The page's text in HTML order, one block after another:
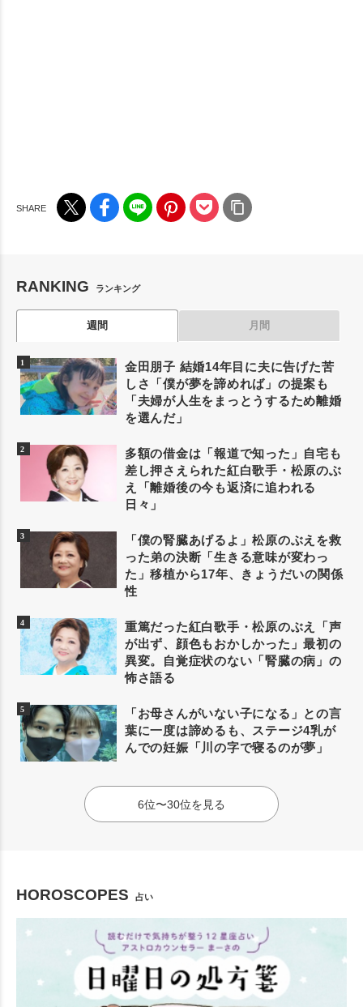
RANKING ランキング
週間 月間
金田朋子 結婚14年目に夫に告げた苦
しさ「僕が夢を諦めれば」の提案も
「夫婦が人生をまっとうするため離婚
を選んだ」
多額の借金は「報道で知った」自宅も
差し押さえられた紅白歌手・松原のぶ
え「離婚後の今も返済に追われる
日々」
「僕の腎臓あげるよ」松原のぶえを救
った弟の決断「生きる意味が変わっ
た」移植から17年、きょうだいの関係
性
重篤だった紅白歌手・松原のぶえ「声
が出ず、顔色もおかしかった」最初の
異変。自覚症状のない「腎臓の病」の
怖さ語る
「お母さんがいない子になる」との言
葉に一度は諦めるも、ステージ4乳が
んでの妊娠「川の字で寝るのが夢」
6位〜30位を見る
HOROSCOPES 占い